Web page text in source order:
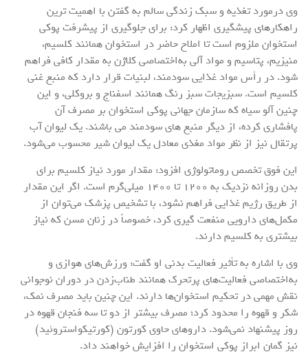
وی درمورد تغذیه و سبک زندگی سالم به گفتن با اهمیت ترین
راهکارهای پیشگیری اظهار کرد: برای جلوگیری از پیشرفت پوکی
استخوان ملزوم است تا املاح حاضر در استخوان همانند کلسیم،
منیزیم، پتاسیم و مواد آلی به‌اختصاصی کلاژن به مقدار کافی فراهم
شود. در رأس مواد غذایی سودمند، لبنیات قرار دارد که منبع غنی
کلسیم است. سبزیجات سبز رنگ همانند اسفناج و بروکلی، و این
چنین آلو سیاه که سازمان جهانی پوکی استخوان بر مصرف آن
پافشاری کرده، از دیگر منبع های سودمند می باشند. یک لیوان آب
پرتقال نیز از نظر مواد مغذی معادل یک لیوان شیر محسوب می‌شود.
این فوق تخصص روماتولوژی افزود: مقدار مورد نیاز کلسیم برای
بدن روزانه نزدیک به ۱۲۰۰ تا ۱۴۰۰ میلی‌گرم است. اگر این مقدار
از طریق رژیم غذایی فراهم نشود، با تشخیص پزشک می‌توان از
مکمل‌های دارویی منفعت گیری کرد، خصوصاً در زنان مسن که نیاز
بیشتری به کلسیم دارند.
وی با اشاره به تأثیر فعالیت بدنی او گفت: ورزش‌های هوازی و
به‌اختصاصی فعالیت‌های پرتحرک همانند طناب‌زدن در دوران نوجوانی
نقش مهمی در تحکیم استخوان‌ها دارند. این چنین باید مصرف نمک،
شکر و قهوه را محدود کرد؛ مصرف بیشتر از دو تا سه فنجان قهوه در
روز پیشنهاد نمی‌شود. داروهای حاوی کورتون (کورتیکواستروئید)
نیز گمان ابراز پوکی استخوان را افزایش خواهند داد.